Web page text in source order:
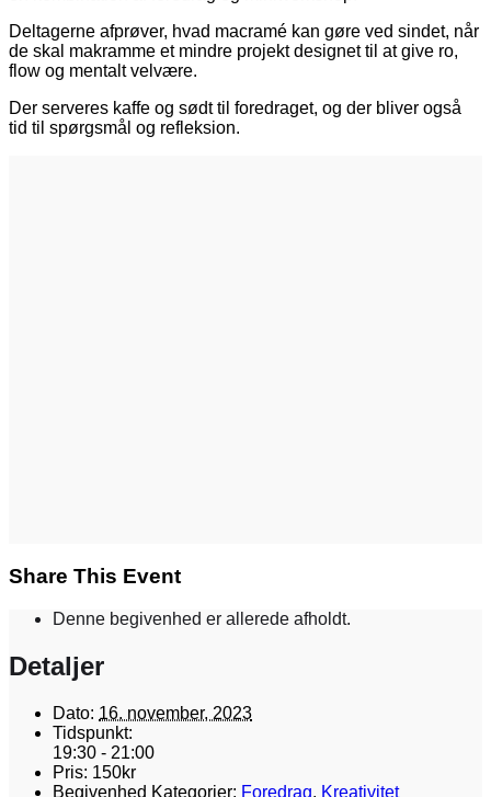
Deltagerne afprøver, hvad macramé kan gøre ved sindet, når
de skal makramme et mindre projekt designet til at give ro,
flow og mentalt velvære.
Der serveres kaffe og sødt til foredraget, og der bliver også
tid til spørgsmål og refleksion.
Share This Event
Denne begivenhed er allerede afholdt.
Detaljer
Dato: 16. november, 2023
Tidspunkt:
19:30 - 21:00
Pris: 150kr
Begivenhed Kategorier: Foredrag, Kreativitet